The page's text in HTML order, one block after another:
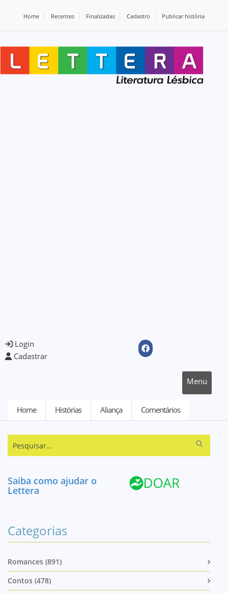
Home Recentes Finalizadas Cadastro Publicar história
Login
Cadastrar
Menu
Home Histórias Aliança Comentários
Saiba como ajudar o
Lettera
Categorias
Romances (891)
Contos (478)